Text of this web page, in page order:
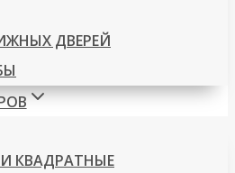
ДВЕРЕЙ
КВАДРАТНЫЕ